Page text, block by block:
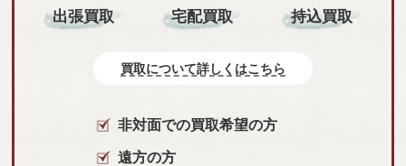
出張買取 宅配買取 持込買取
買取について詳しくはこちら
非対面での買取希望の方
遠方の方